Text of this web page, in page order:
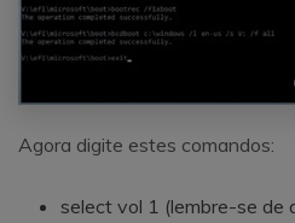
Agora digite estes comandos:
select vol 1 (lembre-se de